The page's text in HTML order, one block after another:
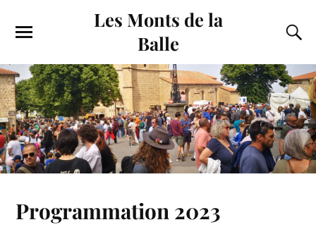
Les Monts de la
Balle
Programmation 2023